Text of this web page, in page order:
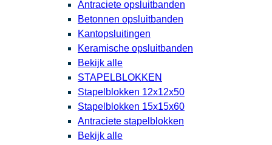
Antraciete opsluitbanden
Betonnen opsluitbanden
Kantopsluitingen
Keramische opsluitbanden
Bekijk alle
STAPELBLOKKEN
Stapelblokken 12x12x50
Stapelblokken 15x15x60
Antraciete stapelblokken
Bekijk alle